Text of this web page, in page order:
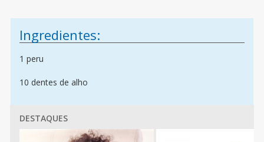
Ingredientes:
1 peru
10 dentes de alho
DESTAQUES